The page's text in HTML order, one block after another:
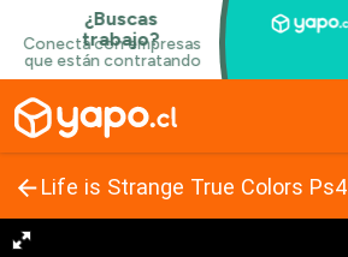
Life is Strange True Colors Ps4